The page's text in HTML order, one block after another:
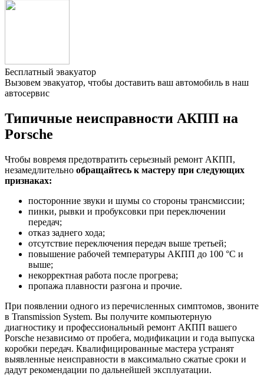
Бесплатный эвакуатор
Вызовем эвакуатор, чтобы доставить ваш автомобиль в наш
автосервис
Типичные неисправности АКПП на
Porsche
Чтобы вовремя предотвратить серьезный ремонт АКПП,
незамедлительно обращайтесь к мастеру при следующих
признаках:
посторонние звуки и шумы со стороны трансмиссии;
пинки, рывки и пробуксовки при переключении
передач;
отказ заднего хода;
отсутствие переключения передач выше третьей;
повышение рабочей температуры АКПП до 100 °С и
выше;
некорректная работа после прогрева;
пропажа плавности разгона и прочие.
При появлении одного из перечисленных симптомов, звоните
в Transmission System. Вы получите компьютерную
диагностику и профессиональный ремонт АКПП вашего
Porsche независимо от пробега, модификации и года выпуска
коробки передач. Квалифицированные мастера устранят
выявленные неисправности в максимально сжатые сроки и
дадут рекомендации по дальнейшей эксплуатации.